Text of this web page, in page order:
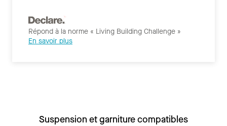
Répond à la norme « Living Building Challenge »
En savoir plus
Suspension et garniture compatibles